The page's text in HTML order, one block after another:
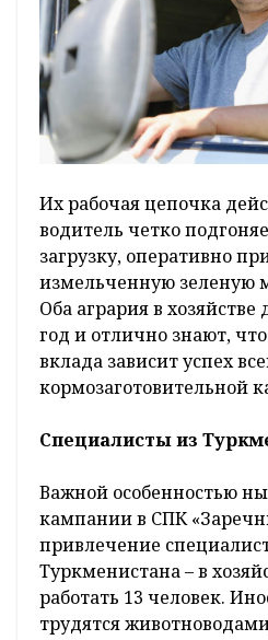
Их рабочая цепочка
водитель четко
загрузку, оперативно
измельченную зеленую
Оба агрария в
год и отлично знают,
вклада зависит успех
кормозаготовительной
Специалисты из
Важной особенностью
кампании в СПК
привлечение
Туркменистана – в
работать 13 человек.
трудятся